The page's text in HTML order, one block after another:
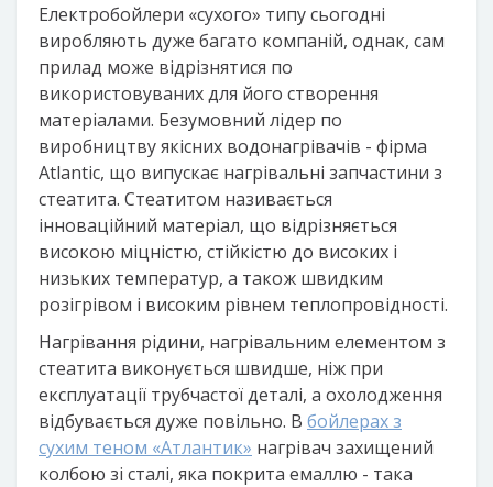
Електробойлери «сухого» типу сьогодні
виробляють дуже багато компаній, однак, сам
прилад може відрізнятися по
використовуваних для його створення
матеріалами. Безумовний лідер по
виробництву якісних водонагрівачів - фірма
Atlantic, що випускає нагрівальні запчастини з
стеатита. Стеатитом називається
інноваційний матеріал, що відрізняється
високою міцністю, стійкістю до високих і
низьких температур, а також швидким
розігрівом і високим рівнем теплопровідності.
Нагрівання рідини, нагрівальним елементом з
стеатита виконується швидше, ніж при
експлуатації трубчастої деталі, а охолодження
відбувається дуже повільно. В бойлерах з
сухим теном «Атлантик» нагрівач захищений
колбою зі сталі, яка покрита емаллю - така